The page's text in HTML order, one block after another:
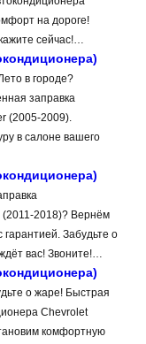
на дороге!
сейчас!…
в городе?
заправка
(2005-2009).
в салоне вашего
(2011-2018)? Вернём
Забудьте о
вас! Звоните!…
о жаре! Быстрая
Chevrolet
комфортную